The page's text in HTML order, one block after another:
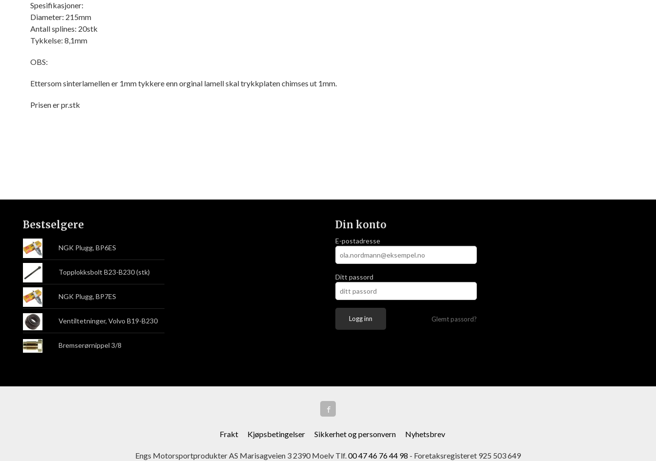
Spesifikasjoner:
Diameter: 215mm
Antall splines: 20stk
Tykkelse: 8,1mm
OBS:
Ettersom sinterlamellen er 1mm tykkere enn orginal lamell skal trykkplaten chimses ut 1mm.
Prisen er pr.stk
Bestselgere
NGK Plugg, BP6ES
Topplokksbolt B23-B230 (stk)
NGK Plugg, BP7ES
Ventiltetninger, Volvo B19-B230
Bremserørnippel 3/8
Din konto
E-postadresse
Ditt passord
Glemt passord?
Frakt Kjøpsbetingelser Sikkerhet og personvern Nyhetsbrev
Engs Motorsportprodukter AS Marisagveien 3 2390 Moelv Tlf.00 47 46 76 44 98 - Foretaksregisteret 925 503 649